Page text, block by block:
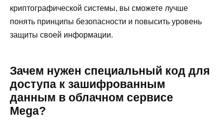
криптографической системы, вы сможете лучше
понять принципы безопасности и повысить уровень
защиты своей информации.
Зачем нужен специальный код для
доступа к зашифрованным
данным в облачном сервисе
Mega?